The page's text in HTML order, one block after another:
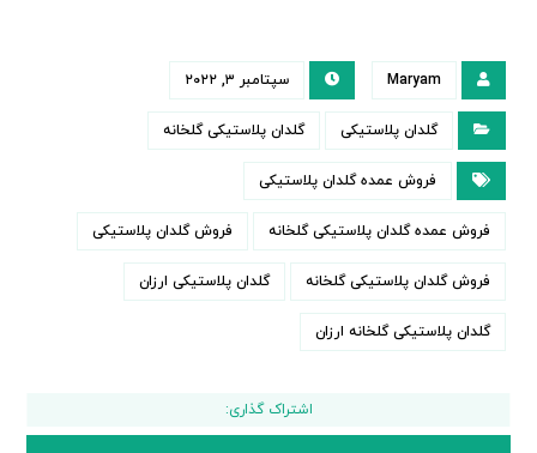
Maryam سپتامبر ۳, ۲۰۲۲
گلدان پلاستیکی گلدان پلاستیکی گلخانه
فروش عمده گلدان پلاستیکی
فروش عمده گلدان پلاستیکی گلخانه فروش گلدان پلاستیکی
فروش گلدان پلاستیکی گلخانه گلدان پلاستیکی ارزان
گلدان پلاستیکی گلخانه ارزان